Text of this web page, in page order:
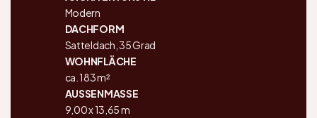
Modern
DACHFORM
Satteldach, 35 Grad
WOHNFLÄCHE
ca. 183 m²
AUSSENMASSE
9,00 x 13,65 m